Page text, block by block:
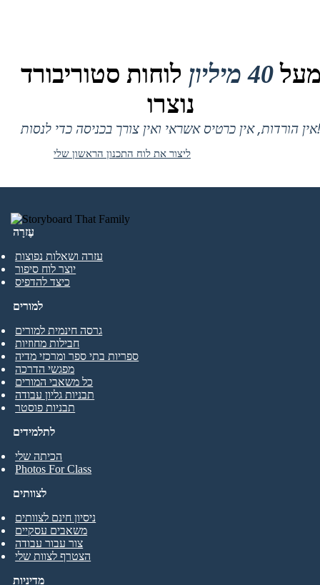
40 מיליון
לוחות סטוריבורד
נוצרו
אין הורדות, אין כרטיס אשראי ואין צורך בכניסה כדי לנסות!
ליצור את לוח התכנון הראשון שלי
עֶזרָה
עזרה ושאלות נפוצות
יוצר לוח סיפור
כיצד להדפיס
לתלמידים
הכיתה שלי
Photos For Class
למורים
גרסה חינמית למורים
חבילות מחוזיות
ספריות בתי ספר ומרכזי מדיה
מפגשי הדרכה
כל משאבי המורים
תבניות גליון עבודה
תבניות פוסטר
לצוותים
ניסיון חינם לצוותים
משאבים עסקיים
צור עבור עבודה
הצטרף לצוות שלי
מדיניות